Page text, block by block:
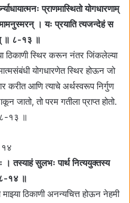
प्राणमास्थितो योगधारणाम्‌
। यः प्रयाति त्यजन्देहं स
॥ ८-१३ ॥
ठिकाणी स्थिर करून नंतर जिंकलेल्या
योगधारणेत स्थिर होऊन जो
करीत आणि त्याचे अर्थस्वरूप निर्गुण
जातो, तो परम गतीला प्राप्त होतो.
१३ ॥
१४
। तस्याहं सुलभः पार्थ नित्ययुक्तस्य
८-१४ ॥
ठिकाणी अनन्यचित्त होऊन नेहमी